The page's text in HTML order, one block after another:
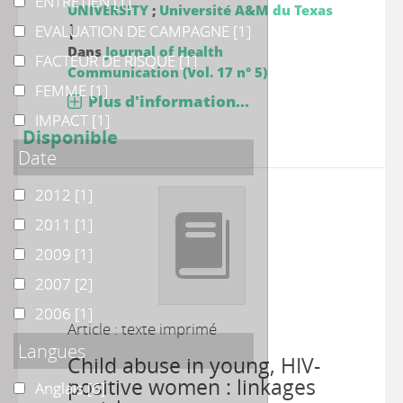
UNIVERSITY; Université A&M du Texas
|
DansJournal of Health
Communication (Vol. 17 n° 5)
Plus d'information...
Disponible
Article : texte imprimé
Child abuse in young, HIV-
positive women : linkages
EVALUATION DE CAMPAGNE
EVALUATION DE CAMPAGNE [1]
FACTEUR DE RISQUE
FACTEUR DE RISQUE[1]
FEMME
FEMME [1]
IMPACT
IMPACT [1]
Date
20122012 [1]
20112011 [1]
20092009 [1]
20072007 [2]
20062006 [1]
Langues
Anglais
Anglais[6]